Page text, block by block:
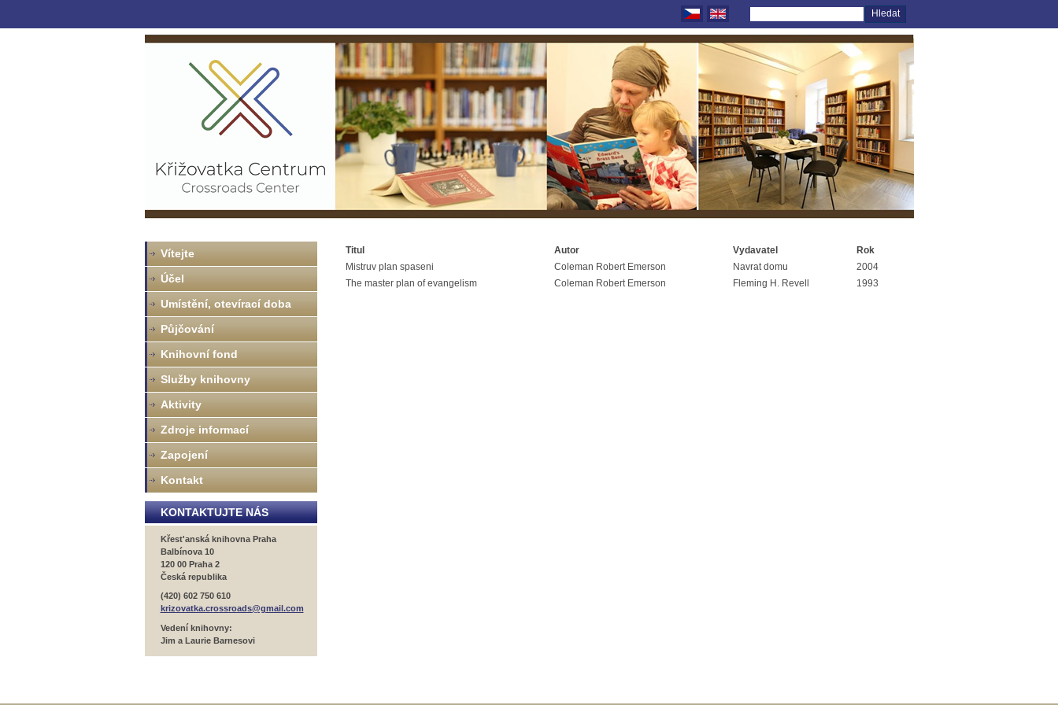
Titul Autor Vydavatel
Rok
Mistruv plan spaseni
Coleman Robert Emerson Navrat domu
2004
The master plan of evangelism
Coleman Robert Emerson Fleming H. Revell 1993
Vítejte
Účel
Umístění, otevírací doba
Půjčování
Knihovní fond
Služby knihovny
Aktivity
Zdroje informací
Zapojení
Kontakt
KONTAKTUJTE NÁS
Křest'anská knihovna Praha
Balbínova 10
120 00 Praha 2
Česká republika
(420) 602 750 610
krizovatka.crossroads@gmail.com
Vedení knihovny:
Jim a Laurie Barnesovi